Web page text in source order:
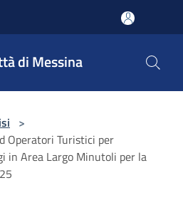
di Messina
>
Operatori Turistici per
in Area Largo Minutoli per la